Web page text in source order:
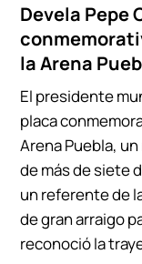
Devela Pepe
la Arena
El presidente
placa
Arena Puebla,
de más de siete
un referente de
de gran arraigo
reconoció la